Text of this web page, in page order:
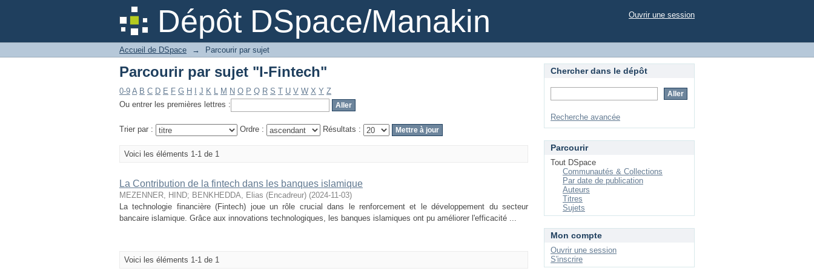
Dépôt DSpace/Manakin
Parcourir par sujet "I-Fintech" Ouvrir une session
Accueil de DSpace → Parcourir par sujet
Parcourir par sujet "I-Fintech"
0-9 A B C D E F G H J K L M N O P Q R S T U V W X Y Z
Ou entrer les premières lettres :
Trier par : Ordre : Résultats :
Voici les éléments 1-1 de 1
La Contribution de la fintech dans les banques islamique
MEZENNER, HIND; BENKHEDDA, Elias (Encadreur) (2024-11-03)
La technologie financière (Fintech) joue un rôle crucial dans le renforcement et le développement du secteur
bancaire islamique. Grâce aux innovations technologiques, les banques islamiques ont pu améliorer l'efficacité ...
Voici les éléments 1-1 de 1
Chercher dans le dépôt
Recherche avancée
Parcourir
Tout DSpace
Communautés & Collections
Par date de publication
Auteurs
Titres
Sujets
Mon compte
Ouvrir une session
S'inscrire